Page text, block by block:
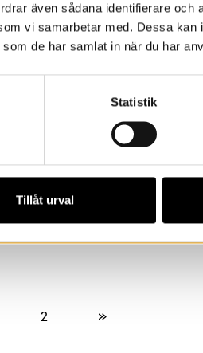
även sådana identifierare och
vi samarbetar med. Dessa kan
de har samlat in när du har
Statistik
Tillåt urval
2 »